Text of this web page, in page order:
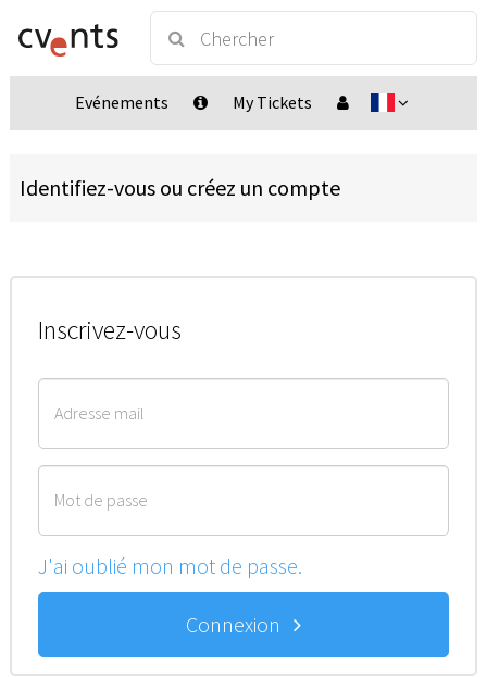
Evénements My Tickets
Identifiez-vous ou créez un compte
Inscrivez-vous
Adresse mail
Mot de passe
J'ai oublié mon mot de passe.
Connexion